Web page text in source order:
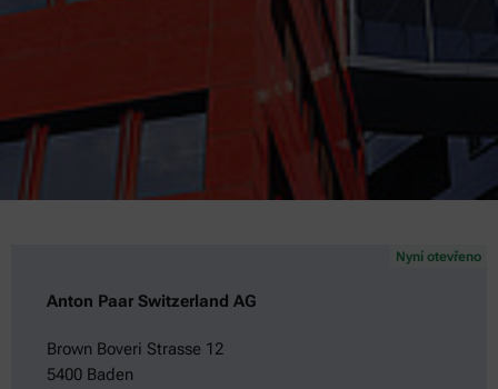
Anton Paar Switzerland AG
Brown Boveri Strasse 12
5400 Baden
Nyní otevřeno